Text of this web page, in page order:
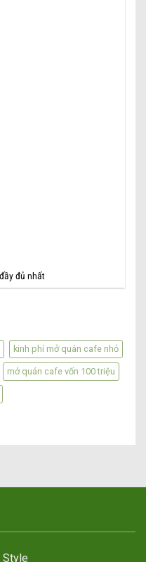
đủ nhất
kinh phí mở quán cafe nhỏ
mở quán cafe vốn 100 triệu
Style